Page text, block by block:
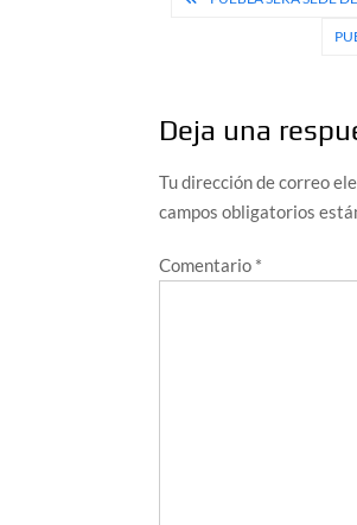
Deja una
Tu dirección de correo
campos obligatorios
Comentario *